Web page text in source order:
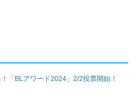
「BLアワード2024」2/2投票開始！